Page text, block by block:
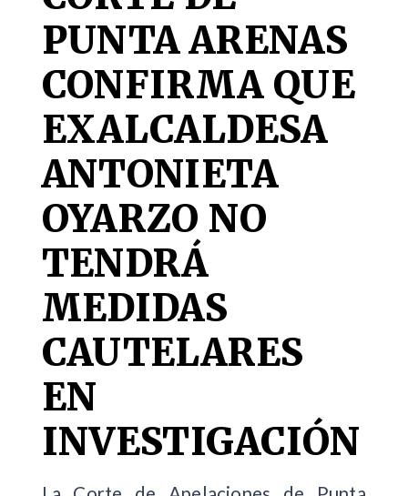
PUNTA ARENAS
CONFIRMA QUE
EXALCALDESA
ANTONIETA
OYARZO NO
TENDRÁ
MEDIDAS
CAUTELARES
EN
INVESTIGACIÓN